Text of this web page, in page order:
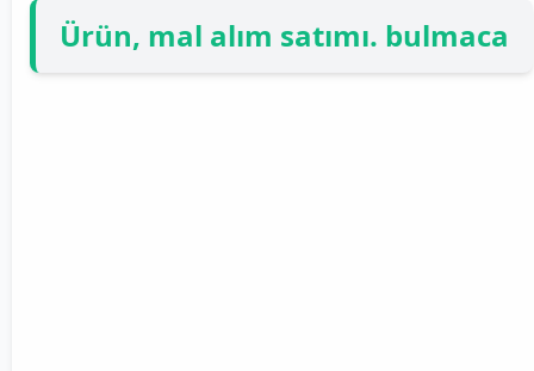
Ürün, mal alım satımı. bulmaca